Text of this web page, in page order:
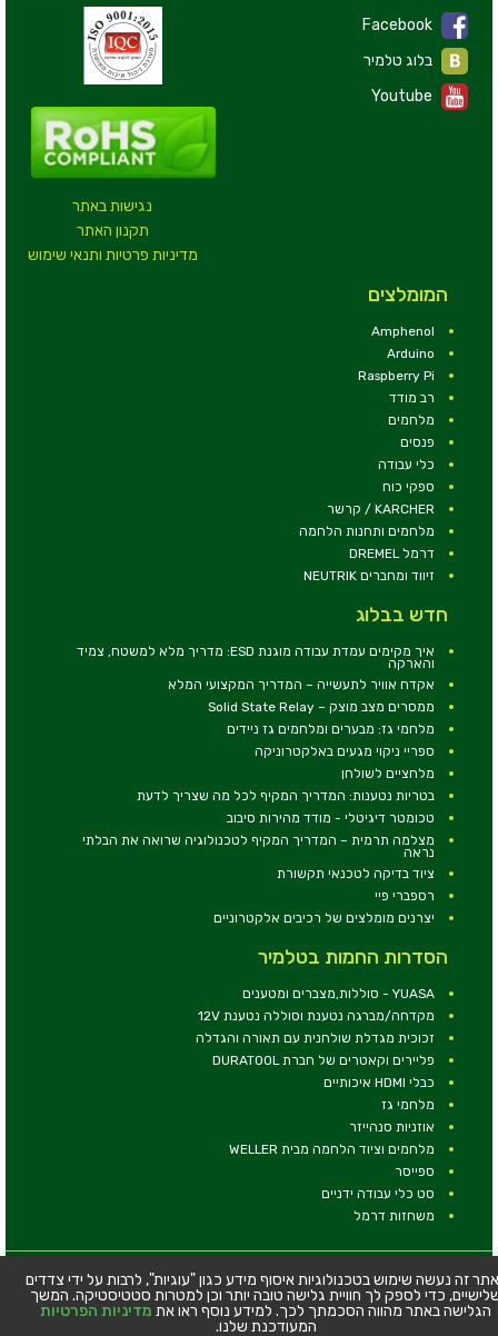
נגישות באתר
תקנון האתר
מדיניות פרטיות ותנאי שימוש
Facebook
Youtube
המומלצים
Amphenol
Arduino
Raspberry Pi
רב מודד
מלחמים
פנסים
כלי עבודה
ספקי כוח
KARCHER / קרשר
מלחמים ותחנות הלחמה
דרמל DREMEL
זיווד ומחברים NEUTRIK
חדש בבלוג
איך מקימים עמדת עבודה מוגנת ESD: מדריך מלא למשטח, צמיד
והארקה
אקדח אוויר לתעשייה – המדריך המקצועי המלא
ממסרים מצב מוצק – Solid State Relay
מלחמי גז: מבערים ומלחמים גז ניידים
ספריי ניקוי מגעים באלקטרוניקה
מלחציים לשולחן
בטריות נטענות: המדריך המקיף לכל מה שצריך לדעת
טכומטר דיגיטלי - מודד מהירות סיבוב
מצלמה תרמית – המדריך המקיף לטכנולוגיה שרואה את הבלתי
נראה
ציוד בדיקה לטכנאי תקשורת
רספברי פיי
יצרנים מומלצים של רכיבים אלקטרוניים
הסדרות החמות בטלמיר
YUASA - סוללות,מצברים ומטענים
מקדחה/מברגה נטענת וסוללה נטענת 12V
זכוכית מגדלת שולחנית עם תאורה והגדלה
פליירים וקאטרים של חברת DURATOOL
כבלי HDMI איכותיים
מלחמי גז
אוזניות סנהייזר
מלחמים וציוד הלחמה מבית WELLER
ספייסר
סט כלי עבודה ידניים
משחזות דרמל
© כל הזכויות שמורות - טלמיר אלקטרוניקה בע''מ
כתובת: דרך העצמאות 63, חיפה
טלפון:04-8534564
זה נעשה שימוש בטכנולוגיות איסוף מידע כגון "עוגיות", לרבות על ידי צדדים
כדי לספק לך חוויית גלישה טובה יותר וכן למטרות סטטיסטיקה. המשך
הגלישה באתר מהווה הסכמתך לכך. למידע נוסף ראו את מדיניות הפרטיות
המעודכנת שלנו.